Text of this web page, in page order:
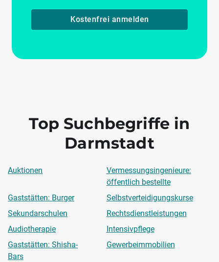
Kostenfrei anmelden
Top Suchbegriffe in
Darmstadt
Auktionen
Vermessungsingenieure:
öffentlich bestellte
Gaststätten: Burger
Selbstverteidigungskurse
Sekundarschulen
Rechtsdienstleistungen
Audiotherapie
Intensivpflege
Gaststätten: Shisha-
Bars
Gewerbeimmobilien